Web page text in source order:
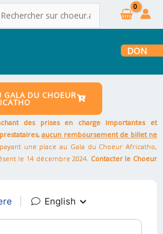
DON
GALA DU CHOEUR
des prises en charge importantes et
aucun remboursement de billet ne
une place au Gala du Choeur Africatho,
le 14 décembre 2024. Contacter le Choeur